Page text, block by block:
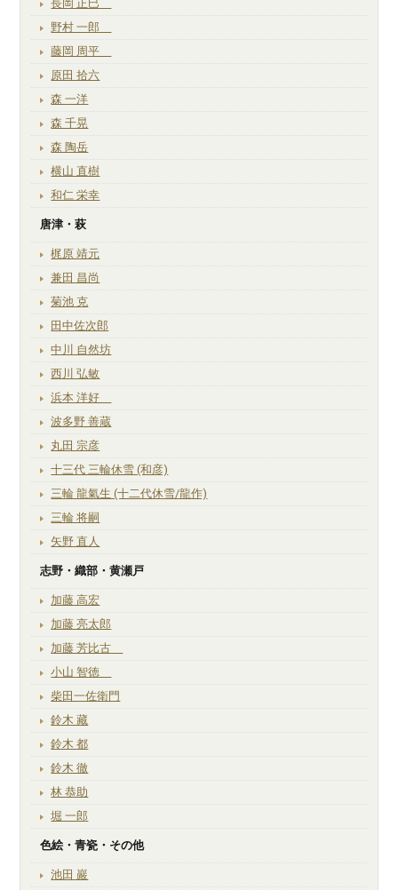
長岡 正巳
野村 一郎
藤岡 周平
原田 拾六
森 一洋
森 千晃
森 陶岳
横山 直樹
和仁 栄幸
唐津・萩
梶原 靖元
兼田 昌尚
菊池 克
田中佐次郎
中川 自然坊
西川 弘敏
浜本 洋好
波多野 善蔵
丸田 宗彦
十三代 三輪休雪 (和彦)
三輪 龍氣生 (十二代休雪/龍作)
三輪 将嗣
矢野 直人
志野・織部・黄瀬戸
加藤 高宏
加藤 亮太郎
加藤 芳比古
小山 智徳
柴田一佐衛門
鈴木 藏
鈴木 都
鈴木 徹
林 恭助
堀 一郎
色絵・青瓷・その他
池田 巖